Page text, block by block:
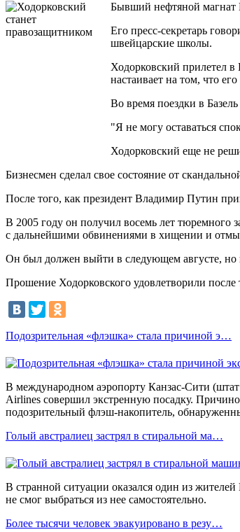
Бывший нефтяной магнат
Его пресс-секретарь
швейцарские школы.
Ходорковский прилетел
настаивает на том, что
Во время поездки в
"Я не могу оставаться
Ходорковский еще не
Бизнесмен сделал свое состояние от
После того, как президент Владимир Путин
В 2005 году он получил восемь лет тюремного
с дальнейшими обвинениями в хищении и
Он был должен выйти в следующем августе, но
Прошение Ходорковского удовлетворили
Подозрительная «флэшка» стала причиной э…
В международном аэропорту Канзас-Сити
Airlines совершил экстренную посадку.
подозрительный флэш-накопитель,
Голый австралиец застрял в стиральной ма…
В странной ситуации оказался один из
не смог выбраться из нее самостоятельно.
Более тысячи человек эвакуировано в резу…